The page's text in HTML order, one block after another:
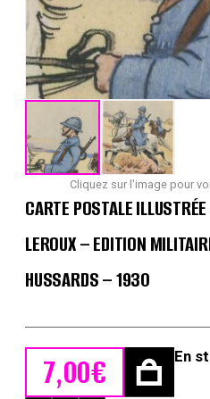
Cliquez sur l'image pour
CARTE POSTALE
LEROUX – EDITION
HUSSARDS – 1930
7,00€ En